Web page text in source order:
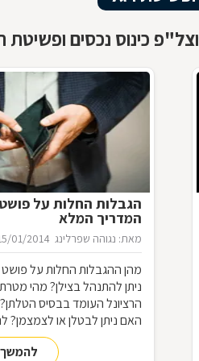
כינוס נכסים ופשיטת
הגבלות החלות על
המדריך המלא
מאת: נגוהה שפרלינג 01/2014
מהן ההגבלות החלות על פושט
ניתן להתנהל בצילן? מהי
הרציונל העומד בבסיס
האם ניתן לבטלן או לצמצמן?